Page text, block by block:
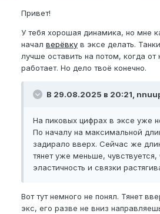
Привет!
У тебя хорошая динамика, но мне
начал верёвку в эксе делать.
лучше оставить на потом, когда
работает. Но дело твоё конечно.
В 29.08.2025 в 20:21,
На пиковых цифрах в эксе уже
По началу на максимальной
задирало вверх. Сейчас же
тянет уже меньше, чувствуется,
эластичность и связки
Вот тут немного не понял. Тянет
экс, его разве не вниз